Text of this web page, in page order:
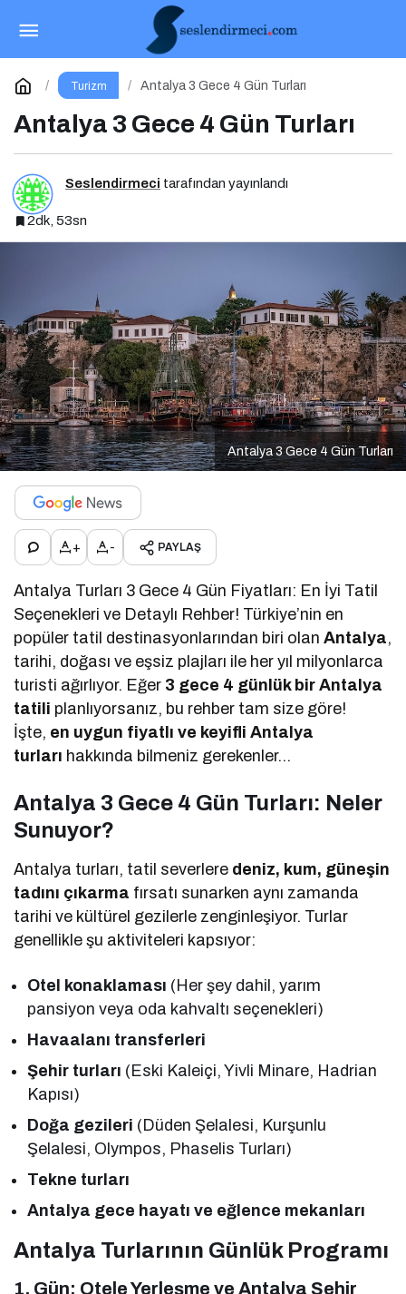
Turizm Antalya 3 Gece 4 Gün Turları
Antalya 3 Gece 4 Gün Turları
Seslendirmeci tarafından yayınlandı
2dk, 53sn
Antalya 3 Gece 4 Gün Turları
+ - PAYLAŞ
Antalya Turları 3 Gece 4 Gün Fiyatları: En İyi Tatil
Seçenekleri ve Detaylı Rehber! Türkiye’nin en
popüler tatil destinasyonlarından biri olanAntalya,
tarihi, doğası ve eşsiz plajları ile her yıl milyonlarca
turisti ağırlıyor. Eğer 3 gece 4 günlük bir Antalya
tatili planlıyorsanız, bu rehber tam size göre!
İşte, en uygun fiyatlı ve keyifli Antalya
turları hakkında bilmeniz gerekenler…
Antalya 3 Gece 4 Gün Turları: Neler
Sunuyor?
Antalya turları, tatil severlere deniz, kum, güneşin
tadını çıkarma fırsatı sunarken aynı zamanda
tarihi ve kültürel gezilerle zenginleşiyor. Turlar
genellikle şu aktiviteleri kapsıyor:
Otel konaklaması (Her şey dahil, yarım
pansiyon veya oda kahvaltı seçenekleri)
Havaalanı transferleri
Şehir turları (Eski Kaleiçi, Yivli Minare, Hadrian
Kapısı)
Doğa gezileri (Düden Şelalesi, Kurşunlu
Şelalesi, Olympos, Phaselis Turları)
Tekne turları
Antalya gece hayatı ve eğlence mekanları
Antalya Turlarının Günlük Programı
1. Gün: Otele Yerleşme ve Antalya Şehir
Sabiha Gökçen Havalimanı Bayram
Yoğunluğuna Hazır!
Yorum Yap